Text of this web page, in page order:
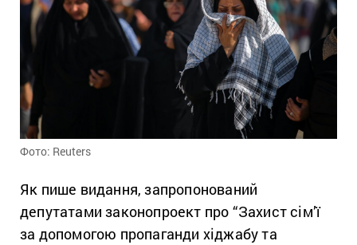
Фото: Reuters
Як пише видання, запропонований
депутатами законопроект про “Захист сім’ї
за допомогою пропаганди хіджабу та